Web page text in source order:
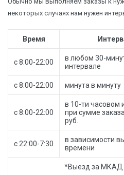
некоторых случаях нам нужен
Время
с 8:00-22:00
в любом 30-
интервале
с 8:00-22:00 минута в минуту
с 8:00-22:00
в 10-ти часовом
при сумме
руб.
с 22:00-7:30
в зависимости
времени
*Выезд за МКАД